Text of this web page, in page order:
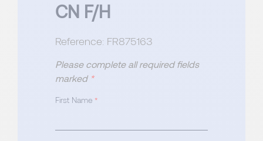
CN F/H
Reference: FR875163
Please complete all required fields
marked *
First Name *